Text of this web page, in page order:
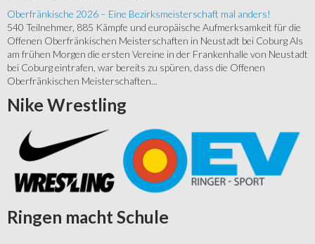
Oberfränkische 2026 – Eine Bezirksmeisterschaft mal anders!
540 Teilnehmer, 885 Kämpfe und europäische Aufmerksamkeit für die
Offenen Oberfränkischen Meisterschaften in Neustadt bei Coburg Als
am frühen Morgen die ersten Vereine in der Frankenhalle von Neustadt
bei Coburg eintrafen, war bereits zu spüren, dass die Offenen
Oberfränkischen Meisterschaften...
Nike Wrestling
Ringen macht Schule